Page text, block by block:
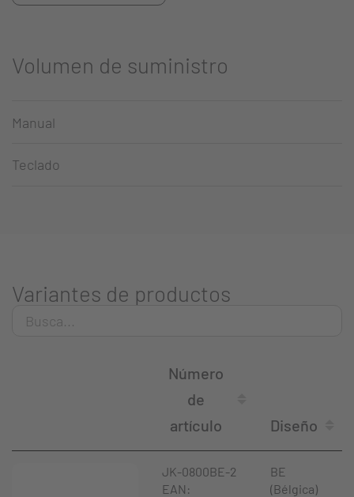
Volumen de suministro
Manual
Teclado
Variantes de productos
Número
de
artículo
Diseño
JK-0800BE-2
EAN:
BE
(Bélgica)